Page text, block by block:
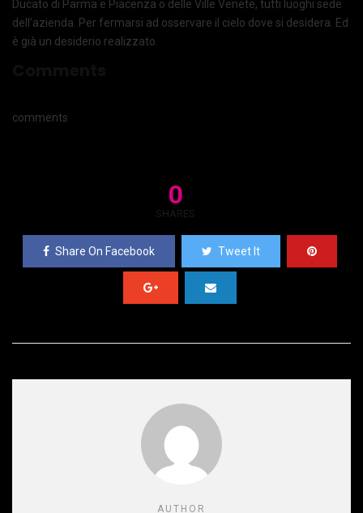
Ducato di Parma e Piacenza o delle Ville Venete, tutti luoghi sede
dell’azienda. Per fermarsi ad osservare il cielo dove si desidera. Ed
è già un desiderio realizzato.
comments
0
SHARES
Share On Facebook Tweet It
AUTHOR